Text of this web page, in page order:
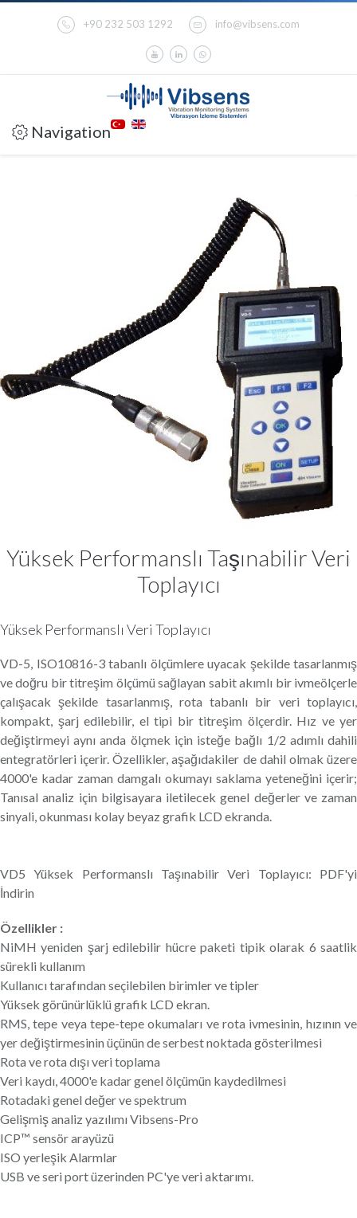
+90 232 503 1292 info@vibsens.com
Navigation
Yüksek Performanslı Taşınabilir Veri
Toplayıcı
Yüksek Performanslı Veri Toplayıcı
VD-5, ISO10816-3 tabanlı ölçümlere uyacak şekilde tasarlanmış
ve doğru bir titreşim ölçümü sağlayan sabit akımlı bir ivmeölçerle
çalışacak şekilde tasarlanmış, rota tabanlı bir veri toplayıcı,
kompakt, şarj edilebilir, el tipi bir titreşim ölçerdir. Hız ve yer
değiştirmeyi aynı anda ölçmek için isteğe bağlı 1/2 adımlı dahili
entegratörleri içerir. Özellikler, aşağıdakiler de dahil olmak üzere
4000'e kadar zaman damgalı okumayı saklama yeteneğini içerir;
Tanısal analiz için bilgisayara iletilecek genel değerler ve zaman
sinyali, okunması kolay beyaz grafik LCD ekranda.
VD5 Yüksek Performanslı Taşınabilir Veri Toplayıcı: PDF'yi
İndirin
Özellikler :
NiMH yeniden şarj edilebilir hücre paketi tipik olarak 6 saatlik
sürekli kullanım
Kullanıcı tarafından seçilebilen birimler ve tipler
Yüksek görünürlüklü grafik LCD ekran.
RMS, tepe veya tepe-tepe okumaları ve rota ivmesinin, hızının ve
yer değiştirmesinin üçünün de serbest noktada gösterilmesi
Rota ve rota dışı veri toplama
Veri kaydı, 4000'e kadar genel ölçümün kaydedilmesi
Rotadaki genel değer ve spektrum
Gelişmiş analiz yazılımı Vibsens-Pro
ICP™ sensör arayüzü
ISO yerleşik Alarmlar
USB ve seri port üzerinden PC'ye veri aktarımı.